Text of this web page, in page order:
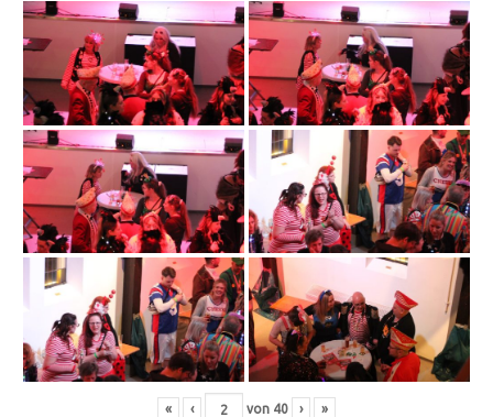
« ‹ von 40 › »